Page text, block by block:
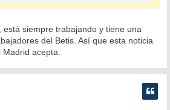
está siempre trabajando y tiene una
del Betis. Así que esta noticia
acepta.